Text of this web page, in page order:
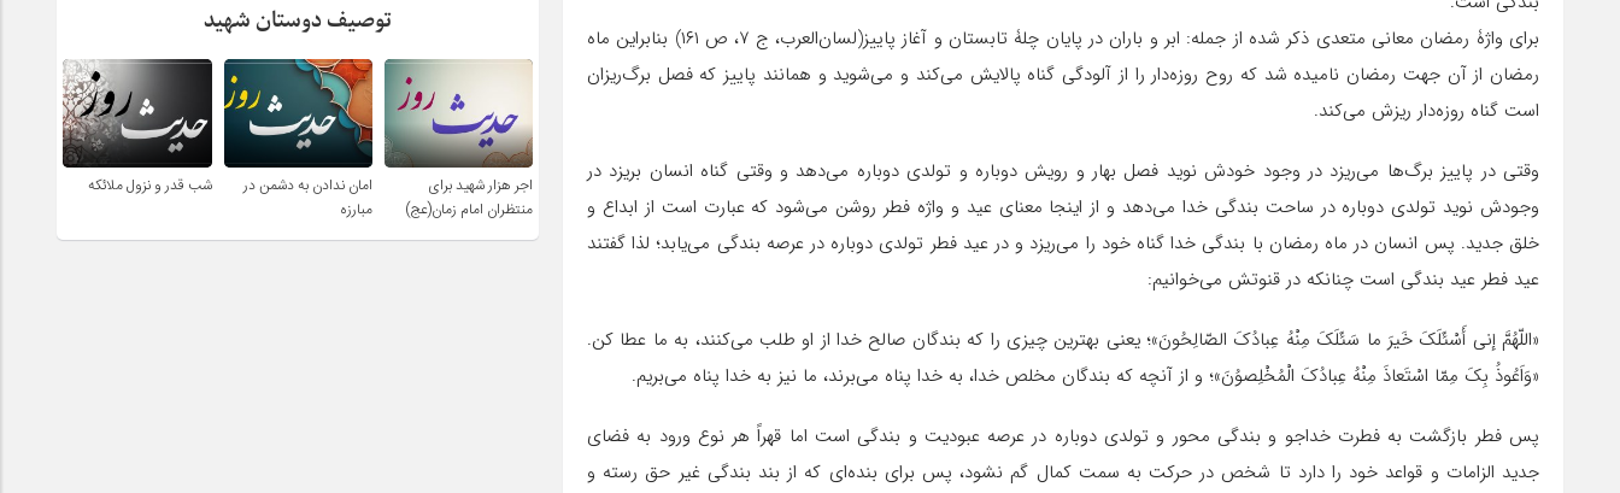
برای واژۀ رمضان معانی متعدی ذکر شده از جمله: ابر و باران در پایان چلۀ تابستان و آغاز پاییز(لسان‌العرب، ج ‏۷، ص ۱۶۱) بنابراین ماه
رمضان از آن جهت رمضان نامیده شد که روح روزه‌دار را از آلودگی گناه پالایش می‌کند و می‌شوید و همانند پاییز که فصل برگ‌ریزان
است گناه روزه‌دار ریزش می‌کند.
وقتی در پاییز برگ‌ها می‌ریزد در وجود خودش نوید فصل بهار و رویش دوباره و تولدی دوباره می‌دهد و وقتی گناه انسان بریزد در
وجودش نوید تولدی دوباره در ساحت بندگی خدا می‌دهد و از اینجا معنای عید و واژه فطر روشن می‌شود که عبارت است از ابداع و
خلق جدید. پس انسان در ماه رمضان با بندگی خدا گناه خود را می‌ریزد و در عید فطر تولدی دوباره در عرصه بندگی می‌یابد؛ لذا گفتند
عید فطر عید بندگی است چنانکه در قنوتش می‌خوانیم:
«اللّهُمَّ إنی أَسْئَلَکَ خَیرَ ما سَئَلَکَ مِنْهُ عِبادُکَ الصّالِحُونَ»؛ یعنی بهترین چیزی را که بندگان صالح خدا از او طلب می‌کنند، به ما عطا کن.
«وَاَعُوذُ بِکَ مِمّا اسْتَعاذَ مِنْهُ عِبادُکَ الْمُخْلِصوُنَ»؛ و از آنچه که بندگان مخلص خدا، به خدا پناه می‌برند، ما نیز به خدا پناه می‌بریم.
پس فطر بازگشت به فطرت خداجو و بندگی محور و تولدی دوباره در عرصه عبودیت و بندگی است اما قهراً هر نوع ورود به فضای
جدید الزامات و قواعد خود را دارد تا شخص در حرکت به سمت کمال گم نشود، پس برای بنده‌ای که از بند بندگی غیر حق رسته و
توصیف دوستان شهید
اجر هزار شهید برای
منتظران امام زمان(عج)
امان ندادن به دشمن در
مبارزه
شب قدر و نزول ملائکه